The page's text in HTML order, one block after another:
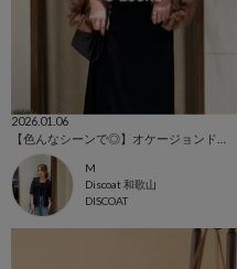
2026.01.06
M
Discoat 和歌山
DISCOAT